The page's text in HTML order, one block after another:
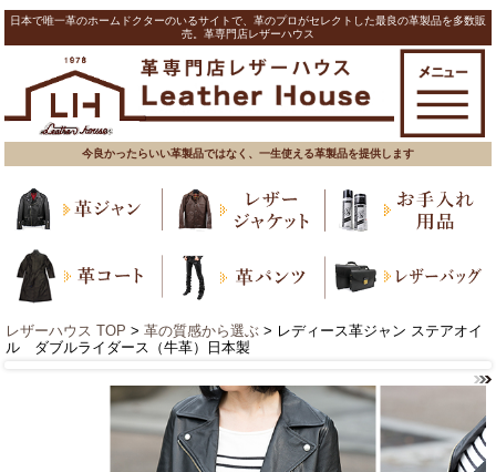
日本で唯一革のホームドクターのいるサイトで、革のプロがセレクトした最良の革製品を多数販
売。革専門店レザーハウス
今良かったらいい革製品ではなく、一生使える革製品を提供します
レザーハウス TOP > 革の質感から選ぶ > レディース革ジャン ステアオイ
ル ダブルライダース（牛革）日本製